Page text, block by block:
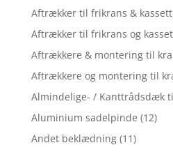
Aftrækker til frikrans &
Aftrækker til frikrans og
Aftrækkere & montering til
Aftrækkere og montering til
Almindelige- / Kanttrådsdæk
Aluminium sadelpinde (12)
Andet beklædning (11)